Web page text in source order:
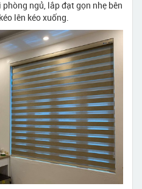
ngủ, lắp đạt gọn nhẹ bên
lên kéo xuống.